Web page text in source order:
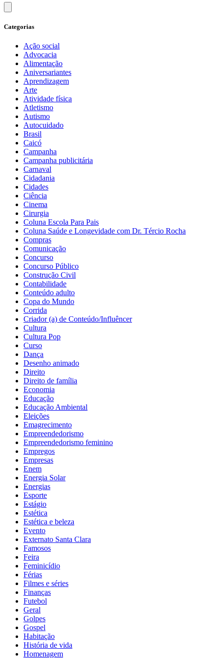
Categorias
Ação social
Advocacia
Alimentação
Aniversariantes
Aprendizagem
Arte
Atividade física
Atletismo
Autismo
Autocuidado
Brasil
Caicó
Campanha
Campanha publicitária
Carnaval
Cidadania
Cidades
Ciência
Cinema
Cirurgia
Coluna Escola Para Pais
Coluna Saúde e Longevidade com Dr. Tércio Rocha
Compras
Comunicação
Concurso
Concurso Público
Construção Civil
Contabilidade
Conteúdo adulto
Copa do Mundo
Corrida
Criador (a) de Conteúdo/Influêncer
Cultura
Cultura Pop
Curso
Dança
Desenho animado
Direito
Direito de família
Economia
Educação
Educação Ambiental
Eleições
Emagrecimento
Empreendedorismo
Empreendedorismo feminino
Empregos
Empresas
Enem
Energia Solar
Energias
Esporte
Estágio
Estética
Estética e beleza
Evento
Externato Santa Clara
Famosos
Feira
Feminicídio
Férias
Filmes e séries
Finanças
Futebol
Geral
Golpes
Gospel
Habitação
História de vida
Homenagem